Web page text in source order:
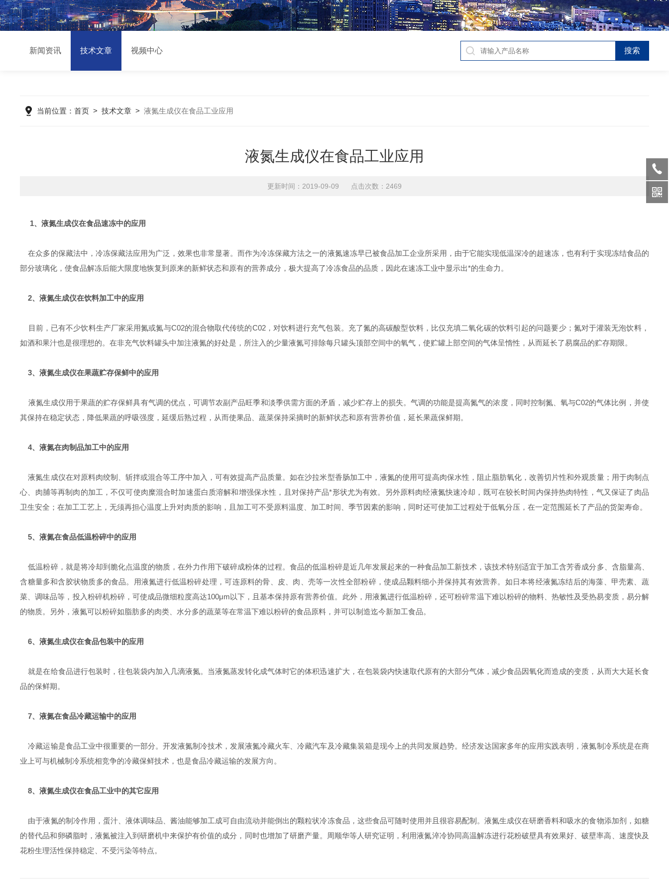
新闻资讯 技术文章 视频中心
当前位置：首页 >技术文章 >液氮生成仪在食品工业应用
液氮生成仪在食品工业应用
更新时间：2019-09-09 点击次数：2469
1、液氮生成仪在食品速冻中的应用
在众多的保藏法中，冷冻保藏法应用为广泛，效果也非常显著。而作为冷冻保藏方法之一的液氮速冻早已被食品加工企业所采用，由于它能实现低温深冷的超速冻，也有利于实现冻结食品的
部分玻璃化，使食品解冻后能大限度地恢复到原来的新鲜状态和原有的营养成分，极大提高了冷冻食品的品质，因此在速冻工业中显示出*的生命力。
2、液氮生成仪在饮料加工中的应用
目前，已有不少饮料生产厂家采用氮或氮与C02的混合物取代传统的C02，对饮料进行充气包装。充了氮的高碳酸型饮料，比仅充填二氧化碳的饮料引起的问题要少；氮对于灌装无泡饮料，
如酒和果汁也是很理想的。在非充气饮料罐头中加注液氮的好处是，所注入的少量液氮可排除每只罐头顶部空间中的氧气，使贮罐上部空间的气体呈惰性，从而延长了易腐品的贮存期限。
3、液氮生成仪在果蔬贮存保鲜中的应用
液氮生成仪用于果蔬的贮存保鲜具有气调的优点，可调节农副产品旺季和淡季供需方面的矛盾，减少贮存上的损失。气调的功能是提高氮气的浓度，同时控制氮、氧与C02的气体比例，并使
其保持在稳定状态，降低果蔬的呼吸强度，延缓后熟过程，从而使果品、蔬菜保持采摘时的新鲜状态和原有营养价值，延长果蔬保鲜期。
4、液氮在肉制品加工中的应用
液氮生成仪在对原料肉绞制、斩拌或混合等工序中加入，可有效提高产品质量。如在沙拉米型香肠加工中，液氮的使用可提高肉保水性，阻止脂肪氧化，改善切片性和外观质量；用于肉制点
心、肉脯等再制肉的加工，不仅可使肉糜混合时加速蛋白质溶解和增强保水性，且对保持产品*形状尤为有效。另外原料肉经液氮快速冷却，既可在较长时间内保持热肉特性，气又保证了肉品
卫生安全；在加工工艺上，无须再担心温度上升对肉质的影响，且加工可不受原料温度、加工时间、季节因素的影响，同时还可使加工过程处于低氧分压，在一定范围延长了产品的货架寿命。
5、液氮在食品低温粉碎中的应用
低温粉碎，就是将冷却到脆化点温度的物质，在外力作用下破碎成粉体的过程。食品的低温粉碎是近几年发展起来的一种食品加工新技术，该技术特别适宜于加工含芳香成分多、含脂量高、
含糖量多和含胶状物质多的食品。用液氮进行低温粉碎处理，可连原料的骨、皮、肉、壳等一次性全部粉碎，使成品颗料细小并保持其有效营养。如日本将经液氮冻结后的海藻、甲壳素、蔬
菜、调味品等，投入粉碎机粉碎，可使成品微细粒度高达100μm以下，且基本保持原有营养价值。此外，用液氮进行低温粉碎，还可粉碎常温下难以粉碎的物料、热敏性及受热易变质，易分解
的物质。另外，液氮可以粉碎如脂肪多的肉类、水分多的蔬菜等在常温下难以粉碎的食品原料，并可以制造迄今新加工食品。
6、液氮生成仪在食品包装中的应用
就是在给食品进行包装时，往包装袋内加入几滴液氮。当液氮蒸发转化成气体时它的体积迅速扩大，在包装袋内快速取代原有的大部分气体，减少食品因氧化而造成的变质，从而大大延长食
品的保鲜期。
7、液氮在食品冷藏运输中的应用
冷藏运输是食品工业中很重要的一部分。开发液氮制冷技术，发展液氮冷藏火车、冷藏汽车及冷藏集装箱是现今上的共同发展趋势。经济发达国家多年的应用实践表明，液氮制冷系统是在商
业上可与机械制冷系统相竞争的冷藏保鲜技术，也是食品冷藏运输的发展方向。
8、液氮生成仪在食品工业中的其它应用
由于液氮的制冷作用，蛋汁、液体调味品、酱油能够加工成可自由流动并能倒出的颗粒状冷冻食品，这些食品可随时使用并且很容易配制。液氮生成仪在研磨香料和吸水的食物添加剂，如糖
的替代品和卵磷脂时，液氮被注入到研磨机中来保护有价值的成分，同时也增加了研磨产量。周顺华等人研究证明，利用液氮淬冷协同高温解冻进行花粉破壁具有效果好、破壁率高、速度快及
花粉生理活性保持稳定、不受污染等特点。